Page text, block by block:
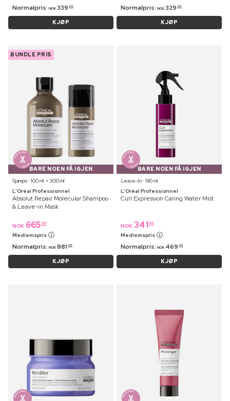
Normalpris: NOK 339 95
KJØP
Normalpris: NOK 329 95
KJØP
BUNDLE PRIS
BARE NOEN FÅ IGJEN
Sjampo ⋅ 100 ml + 300 ml
L'Oréal Professionnel
Absolut Repair Molecular Shampoo
& Leave-in Mask
NOK 665 95
Medlemspris
Normalpris: NOK 881 95
KJØP
BARE NOEN FÅ IGJEN
Leave-In ⋅ 190 ml
L'Oréal Professionnel
Curl Expression Caring Water Mist
NOK 341 95
Medlemspris
Normalpris: NOK 469 95
KJØP